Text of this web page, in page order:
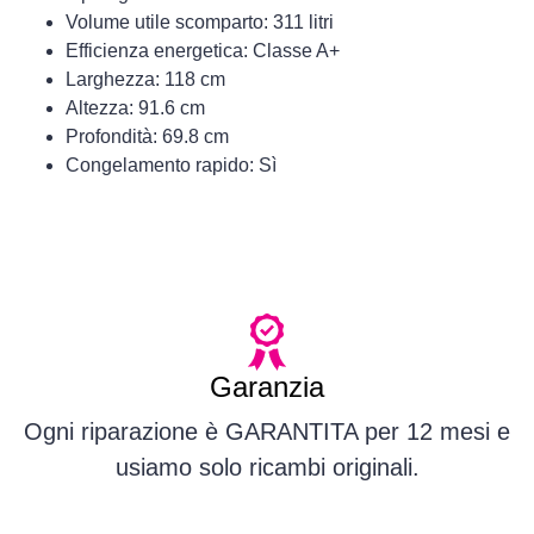
Volume utile scomparto: 311 litri
Efficienza energetica: Classe A+
Larghezza: 118 cm
Altezza: 91.6 cm
Profondità: 69.8 cm
Congelamento rapido: Sì
Garanzia
Ogni riparazione è GARANTITA per 12 mesi e
usiamo solo ricambi originali.